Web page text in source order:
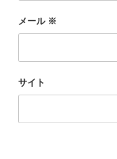
メール ※
サイト